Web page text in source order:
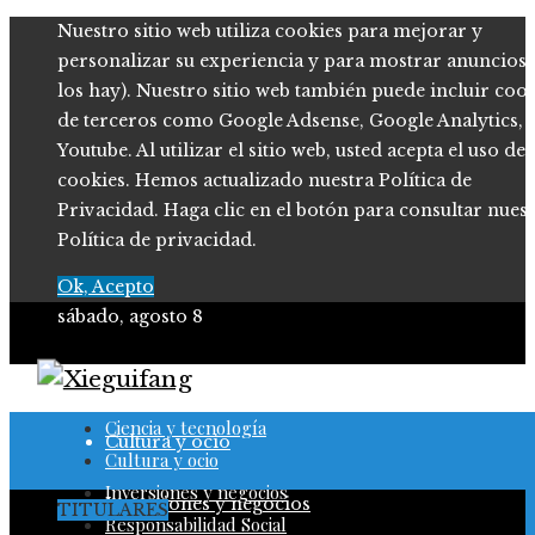
Nuestro sitio web utiliza cookies para mejorar y
personalizar su experiencia y para mostrar anuncios
los hay). Nuestro sitio web también puede incluir
de terceros como Google Adsense, Google Analytics,
Youtube. Al utilizar el sitio web, usted acepta el uso de
cookies. Hemos actualizado nuestra Política de
Privacidad. Haga clic en el botón para consultar
Política de privacidad.
Ok, Acepto
sábado, agosto 8
Ciencia y tecnología
Cultura y ocio
Inversiones y negocios
Ciencia y tecnología
Cultura y ocio
Inversiones y negocios
Responsabilidad Social
TITULARES